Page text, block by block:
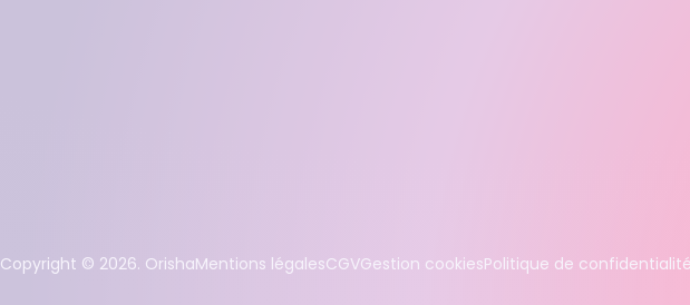
Copyright © 2026. OrishaMentions légalesCGVGestion cookiesPolitique de